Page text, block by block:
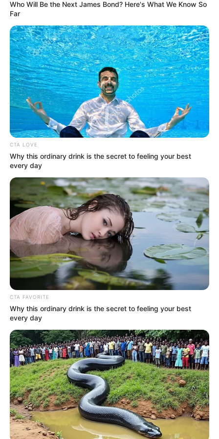
actual.La reunión de este lunes se presenta como un
momento decisivo que podría influir en la dirección de la
política ambiental y urbana en Bogotá.
COMPARTIR
ALERTA BOGOTÁ EN GOOGLE NEWS
TEMAS RELACIONADOS
GALÁN MINISTERIO DE AMBIENTE
MANTÉNGASE EN ALERTA
Tenemos todas las noticias que le
interesan. Para estar bien informado, por
favor, active las notificaciones de Alerta.
ACTIVAR AHORA
TEMAS DESTACADOS
RECIBO DEL AGUA
LOCALIDAD DE USAQUÉN
CUNDINAMARCA
DESAPARECIDOS
CORTES DE LUZ
LOCALIDAD DE ENGATIVÁ
REGIOTRAM DE OCCIDENTE
LOCALIDAD DE SUBA
Who Will Be the Next James Bond? Here's What We Know So
Far
CTA LOVE
Why this ordinary drink is the secret to feeling your best
every day
CTA FAVORITE
Why this ordinary drink is the secret to feeling your best
every day